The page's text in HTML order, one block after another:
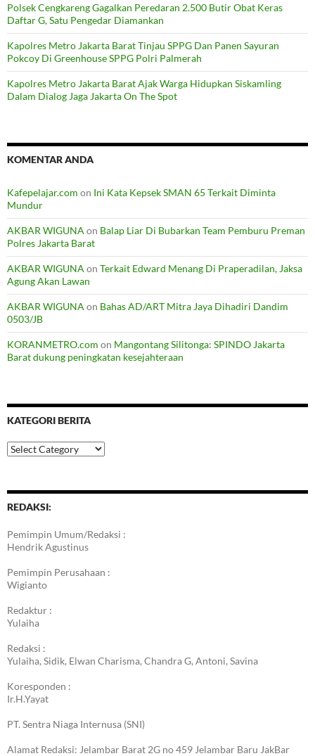
Polsek Cengkareng Gagalkan Peredaran 2.500 Butir Obat Keras
Daftar G, Satu Pengedar Diamankan
Kapolres Metro Jakarta Barat Tinjau SPPG Dan Panen Sayuran
Pokcoy Di Greenhouse SPPG Polri Palmerah
Kapolres Metro Jakarta Barat Ajak Warga Hidupkan Siskamling
Dalam Dialog Jaga Jakarta On The Spot
KOMENTAR ANDA
Kafepelajar.com on Ini Kata Kepsek SMAN 65 Terkait Diminta
Mundur
AKBAR WIGUNA on Balap Liar Di Bubarkan Team Pemburu Preman
Polres Jakarta Barat
AKBAR WIGUNA on Terkait Edward Menang Di Praperadilan, Jaksa
Agung Akan Lawan
AKBAR WIGUNA on Bahas AD/ART Mitra Jaya Dihadiri Dandim
0503/JB
KORANMETRO.com on Mangontang Silitonga: SPINDO Jakarta
Barat dukung peningkatan kesejahteraan
KATEGORI BERITA
Kategori
Berita
REDAKSI:
Pemimpin Umum/Redaksi :
Hendrik Agustinus
Pemimpin Perusahaan :
Wigianto
Redaktur :
Yulaiha
Redaksi :
Yulaiha, Sidik, Elwan Charisma, Chandra G, Antoni, Savina
Koresponden :
Ir.H.Yayat
PT. Sentra Niaga Internusa (SNI)
Alamat Redaksi: Jelambar Barat 2G no 459 Jelambar Baru JakBar